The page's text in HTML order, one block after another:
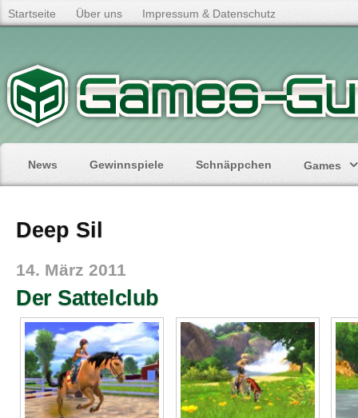
Startseite Über uns Impressum & Datenschutz
News Gewinnspiele Schnäppchen Games
Deep Sil
14. März 2011
Der Sattelclub